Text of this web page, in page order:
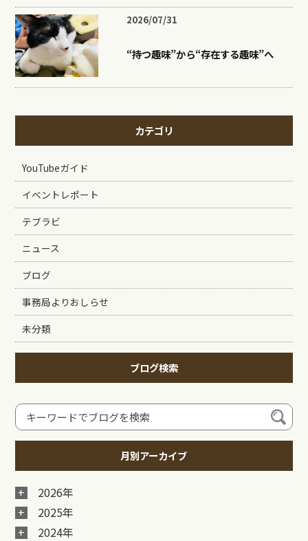
2026/07/31
“持つ趣味”から“存在する趣味”へ
カテゴリ
YouTubeガイド
イベントレポート
テブラビ
ニュース
ブログ
事務局よりおしらせ
未分類
ブログ検索
月別アーカイブ
2026年
2025年
2024年